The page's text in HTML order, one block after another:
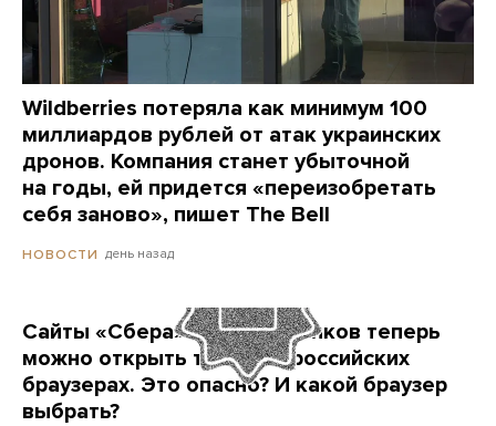
Wildberries потеряла как минимум 100
миллиардов рублей от атак украинских
дронов. Компания станет убыточной
на годы, ей придется «переизобретать
себя заново», пишет The Bell
НОВОСТИ день назад
Сайты «Сбера» и других банков теперь
можно открыть только в российских
браузерах. Это опасно? И какой браузер
выбрать?